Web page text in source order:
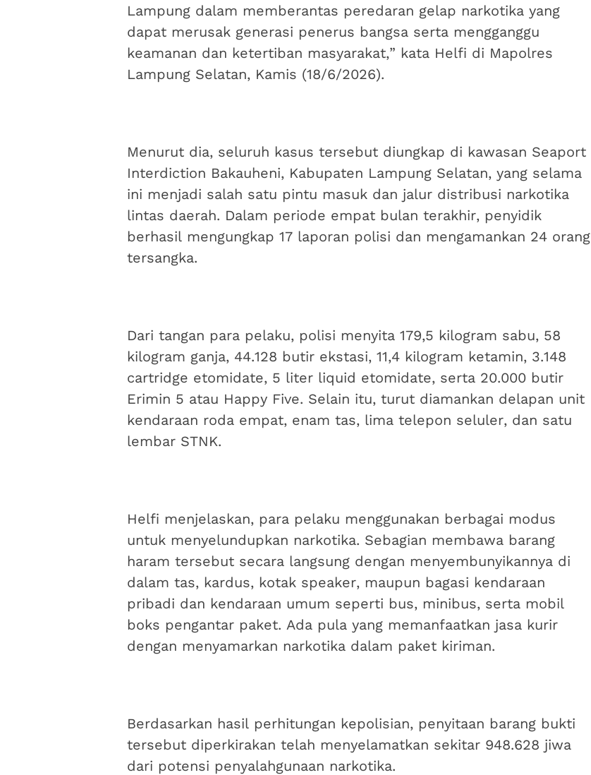
Lampung dalam memberantas peredaran gelap narkotika yang
dapat merusak generasi penerus bangsa serta mengganggu
keamanan dan ketertiban masyarakat,” kata Helfi di Mapolres
Lampung Selatan, Kamis (18/6/2026).
Menurut dia, seluruh kasus tersebut diungkap di kawasan Seaport
Interdiction Bakauheni, Kabupaten Lampung Selatan, yang selama
ini menjadi salah satu pintu masuk dan jalur distribusi narkotika
lintas daerah. Dalam periode empat bulan terakhir, penyidik
berhasil mengungkap 17 laporan polisi dan mengamankan 24 orang
tersangka.
Dari tangan para pelaku, polisi menyita 179,5 kilogram sabu, 58
kilogram ganja, 44.128 butir ekstasi, 11,4 kilogram ketamin, 3.148
cartridge etomidate, 5 liter liquid etomidate, serta 20.000 butir
Erimin 5 atau Happy Five. Selain itu, turut diamankan delapan unit
kendaraan roda empat, enam tas, lima telepon seluler, dan satu
lembar STNK.
Helfi menjelaskan, para pelaku menggunakan berbagai modus
untuk menyelundupkan narkotika. Sebagian membawa barang
haram tersebut secara langsung dengan menyembunyikannya di
dalam tas, kardus, kotak speaker, maupun bagasi kendaraan
pribadi dan kendaraan umum seperti bus, minibus, serta mobil
boks pengantar paket. Ada pula yang memanfaatkan jasa kurir
dengan menyamarkan narkotika dalam paket kiriman.
Berdasarkan hasil perhitungan kepolisian, penyitaan barang bukti
tersebut diperkirakan telah menyelamatkan sekitar 948.628 jiwa
dari potensi penyalahgunaan narkotika.